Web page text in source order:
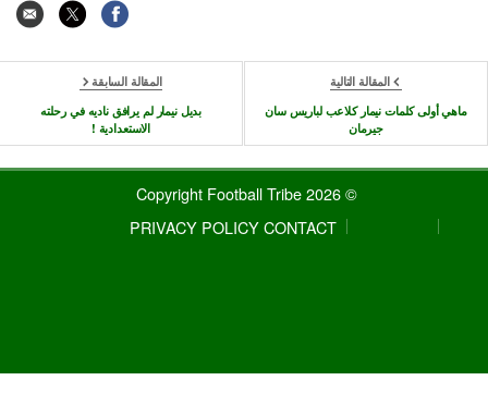
المقالة التالية
ماهي أولى كلمات نيمار كلاعب لباريس سان
جيرمان
المقالة السابقة
بديل نيمار لم يرافق ناديه في رحلته
الاستعدادية !
© 2026 Copyright Football Tribe
CONTACT
PRIVACY POLICY